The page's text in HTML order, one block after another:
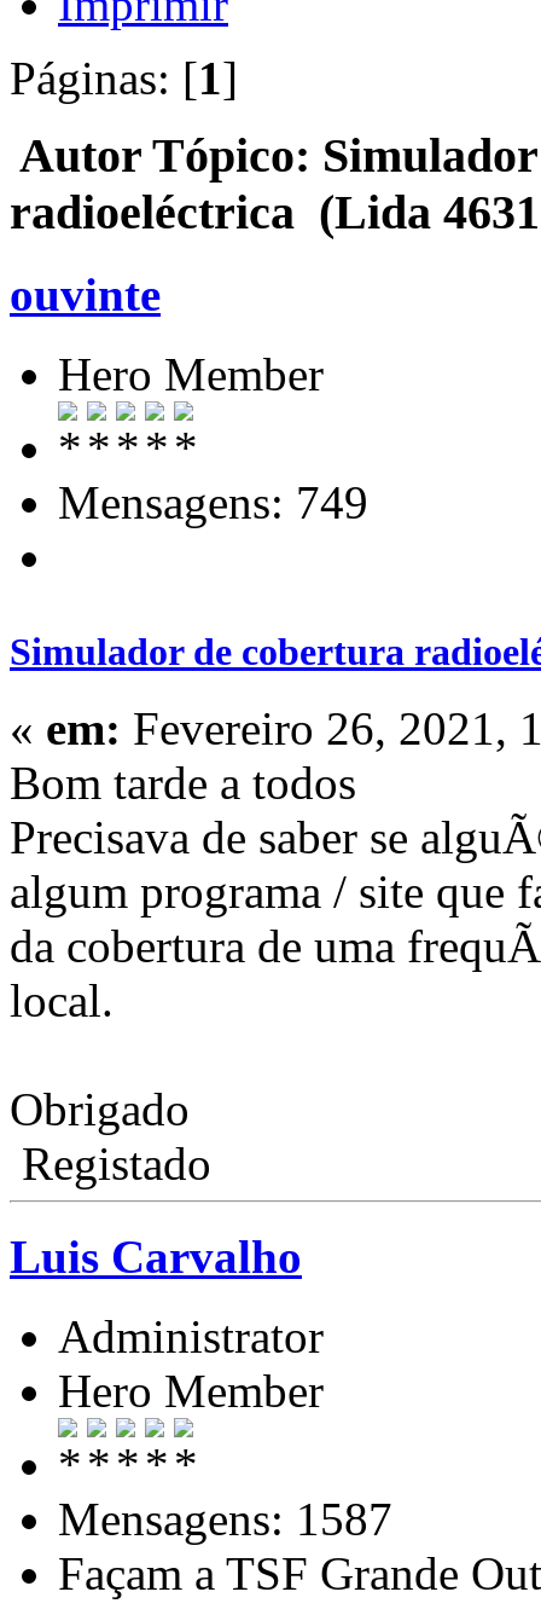
Páginas: [1]
Autor Tópico:
radioeléctrica (Lida 4631
ouvinte
Hero Member
Mensagens: 749
Simulador de cobertura
« em: Fevereiro 26, 2021,
Bom tarde a todos
Precisava de saber se
algum programa / site que
da cobertura de uma
local.
Obrigado
Registado
Luis Carvalho
Administrator
Hero Member
Mensagens: 1587
Façam a TSF Grande